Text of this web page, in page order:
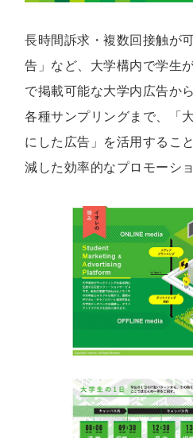
長時間訴求・複数回接触が
告」など、大学構内で学生
で掲載可能な大学内広告か
各種サンプリングまで、「
にした広告」を活用するこ
減した効率的なプロモーシ